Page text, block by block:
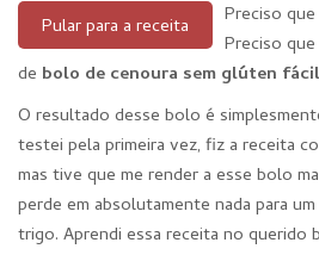
Pular para a receita
Preciso
Preciso
de bolo de cenoura sem glúten fácil
O resultado desse bolo é
testei pela primeira vez, fiz a receita
mas tive que me render a esse bolo
perde em absolutamente nada para
trigo. Aprendi essa receita no querido